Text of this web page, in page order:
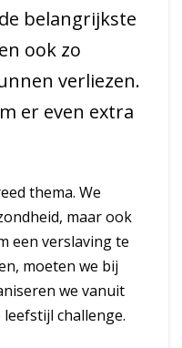
belangrijkste
ook zo
verliezen.
er even extra
thema. We
maar ook
een verslaving te
moeten we bij
we vanuit
challenge.